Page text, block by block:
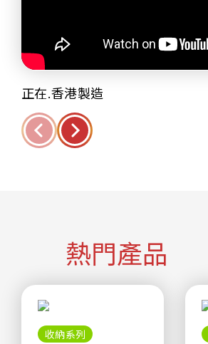
正在.香港製造
熱門產品
收納系列